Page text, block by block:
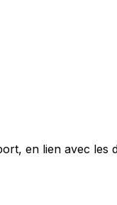
en lien avec les